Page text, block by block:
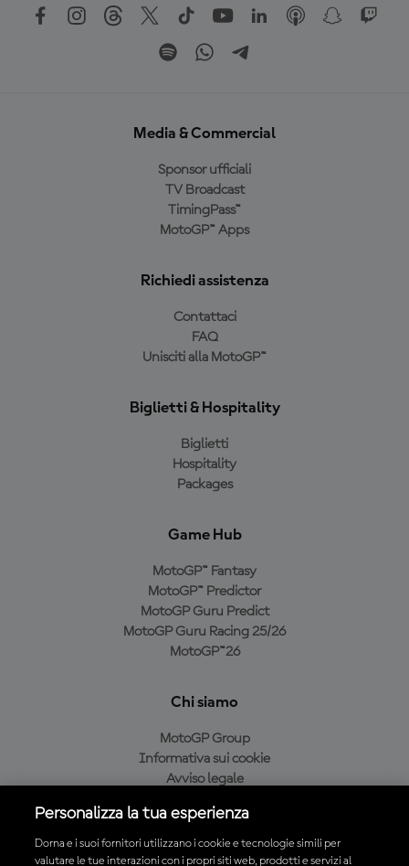
Media & Commercial
Sponsor ufficiali
TV Broadcast
TimingPass™
MotoGP™ Apps
Richiedi assistenza
Contattaci
FAQ
Unisciti alla MotoGP™
Biglietti & Hospitality
Biglietti
Hospitality
Packages
Game Hub
MotoGP™ Fantasy
MotoGP™ Predictor
MotoGP Guru Predict
MotoGP Guru Racing 25/26
MotoGP™26
Chi siamo
MotoGP Group
Informativa sui cookie
Avviso legale
Condizioni di acquisto
Personalizza la tua esperienza
Dorna e i suoi fornitori utilizzano i cookie e tecnologie simili per
valutare le tue interazioni con i propri siti web, prodotti e servizi al